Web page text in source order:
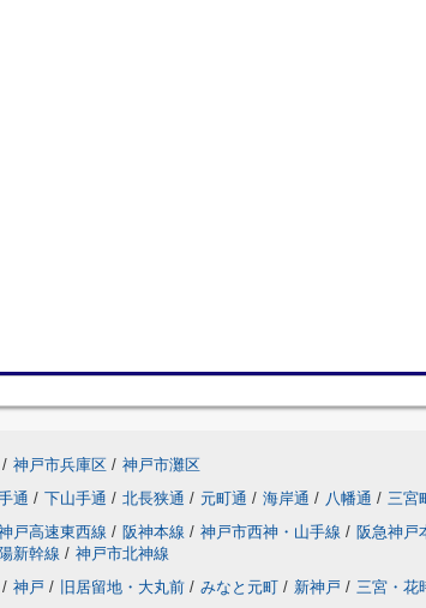
/ 神戸市兵庫区 / 神戸市灘区
通 / 下山手通 / 北長狭通 / 元町通 / 海岸通 / 八幡通 / 三宮
戸高速東西線 / 阪神本線 / 神戸市西神・山手線 / 阪急神戸
新幹線 / 神戸市北神線
/ 神戸 / 旧居留地・大丸前 / みなと元町 / 新神戸 / 三宮・花